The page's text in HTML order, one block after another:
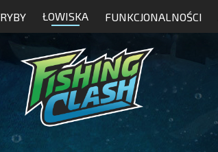
RYBY ŁOWISKA FUNKCJONALNOŚCI